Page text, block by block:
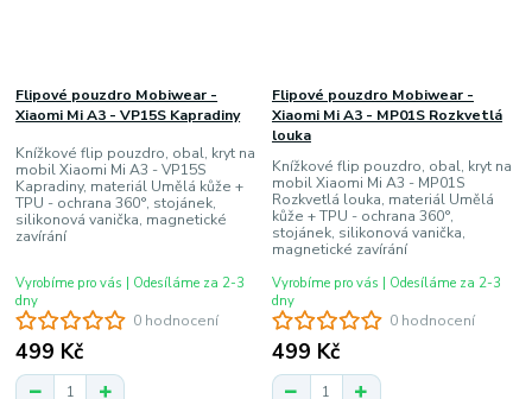
0 hodnocení
Flipové pouzdro Mobiwear -
Xiaomi Mi A3 - VP15S Kapradiny
Knížkové flip pouzdro, obal, kryt na
mobil Xiaomi Mi A3 - VP15S
Kapradiny, materiál Umělá kůže +
TPU - ochrana 360°, stojánek,
silikonová vanička, magnetické
zavírání
499 Kč
Vyrobíme pro vás | Odesíláme za 2-3
dny
0 hodnocení
Flipové pouzdro Mobiwear -
Xiaomi Mi A3 - MP01S Rozkvetlá
louka
Knížkové flip pouzdro, obal, kryt na
mobil Xiaomi Mi A3 - MP01S
Rozkvetlá louka, materiál Umělá
kůže + TPU - ochrana 360°,
stojánek, silikonová vanička,
magnetické zavírání
499 Kč
Vyrobíme pro vás | Odesíláme za 2-3
dny